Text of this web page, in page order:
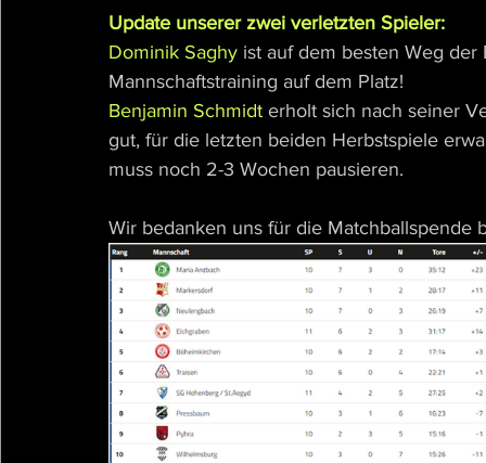
Update unserer zwei verletzten Spieler:
Dominik Saghy ist auf dem besten Weg
Mannschaftstraining auf dem Platz!
Benjamin Schmidt erholt sich nach seiner
gut, für die letzten beiden Herbstspiele
muss noch 2-3 Wochen pausieren.
Wir bedanken uns für die Matchballspende